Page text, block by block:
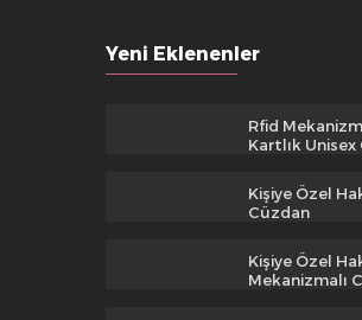
Yeni Eklenenler
Rfid
Kartlık
Kişiye Özel
Cüzdan
Kişiye Özel
Mekanizmalı